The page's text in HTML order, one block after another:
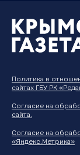
Политика в
сайтах ГБУ РК
Согласие на
сайта.
Согласие на
«Яндекс.Метрика»